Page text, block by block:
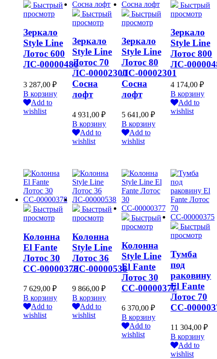
Быстрый
просмотр
Зеркало
Style Line
Лотос 600
ЛС-00000486
3 287,00 ₽
В корзину
Add to
wishlist
Быстрый
просмотр
Зеркало
Style Line
Лотос 70
ЛС-00002300
Сосна
лофт
4 931,00₽
В корзину
Add to
wishlist
Быстрый
просмотр
Зеркало
Style Line
Лотос 80
ЛС-00002301
Сосна
лофт
5 641,00 ₽
В корзину
Add to
wishlist
Быстрый
просмотр
Зеркало
Style Line
Лотос 800
ЛС-
4 174,00 ₽
В корзину
Add to
wishlist
Быстрый
просмотр
Колонна
El Fante
Лотос 30
СС-00000378
7 629,00 ₽
В корзину
Add to
wishlist
Быстрый
просмотр
Колонна
Style Line
Лотос 36
ЛС-00000538
9 866,00₽
В корзину
Add to
wishlist
Быстрый
просмотр
Колонна
Style Line
El Fante
Лотос 30
СС-00000377
6 370,00 ₽
В корзину
Add to
wishlist
Быстрый
просмотр
Тумба
под
раковину
El Fante
Лотос 70
СС-
11 304,00 ₽
В корзину
Add to
wishlist